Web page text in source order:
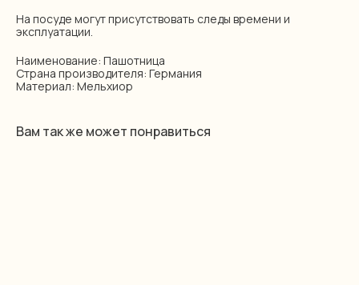
На посуде могут присутствовать следы времени и
эксплуатации.
Наименование: Пашотница
Страна производителя: Германия
Материал: Мельхиор
Вам так же может понравиться